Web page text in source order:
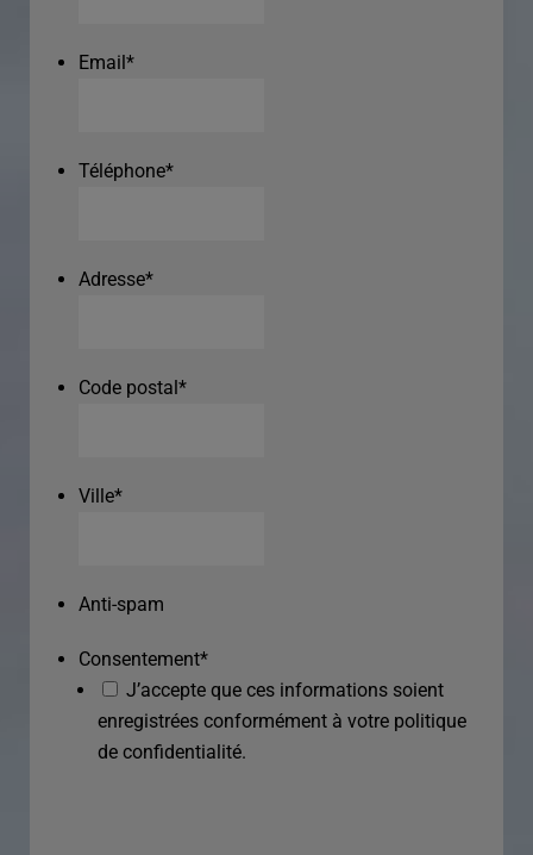
Email*
Téléphone*
Adresse*
Code postal*
Ville*
Anti-spam
Consentement*
J’accepte que ces informations soient
enregistrées conformément à votre politique
de confidentialité.